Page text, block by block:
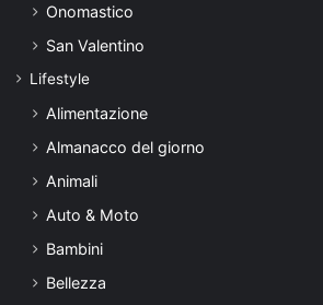
Onomastico
San Valentino
Lifestyle
Alimentazione
Almanacco del giorno
Animali
Auto & Moto
Bambini
Bellezza